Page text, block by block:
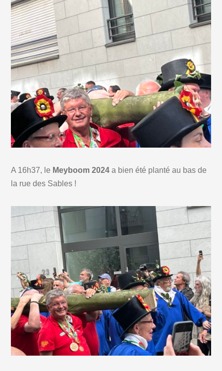
A 16h37, le Meyboom 2024 a bien été planté au bas de
la rue des Sables !